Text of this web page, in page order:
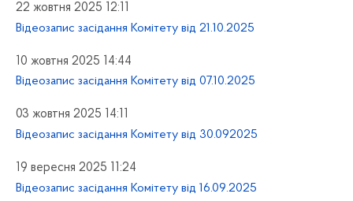
22 жовтня 2025 12:11
Відеозапис засідання Комітету від 21.10.2025
10 жовтня 2025 14:44
Відеозапис засідання Комітету від 07.10.2025
03 жовтня 2025 14:11
Відеозапис засідання Комітету від 30.092025
19 вересня 2025 11:24
Відеозапис засідання Комітету від 16.09.2025